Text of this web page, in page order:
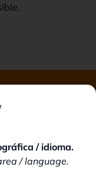
/ idioma.
/ language.